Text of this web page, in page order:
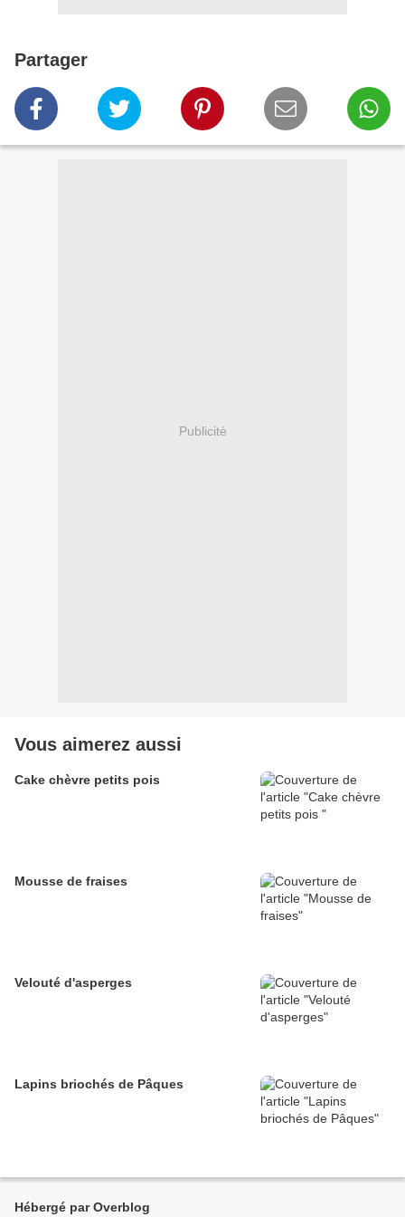
Partager
Publicité
Vous aimerez aussi
Cake chèvre petits pois
Mousse de fraises
Velouté d'asperges
Lapins briochés de Pâques
Hébergé par Overblog